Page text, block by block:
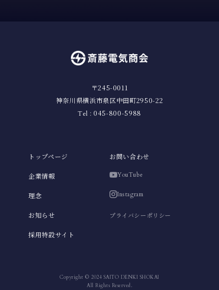
〒245-0011
神奈川県横浜市泉区中田町2950-22
Tel : 045-800-5988
Copyright © 2024 SAITO DENKI SHOKAI
All Rights Reserved.
トップページ お問い合わせ
企業情報 YouTube
理念 Instagram
お知らせ プライバシーポリシー
採用特設サイト